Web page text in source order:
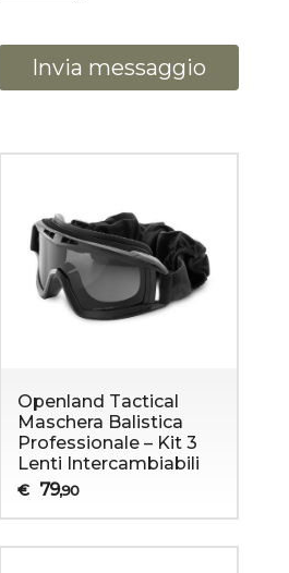
Invia messaggio
Openland Tactical
Maschera Balistica
Professionale – Kit 3
Lenti Intercambiabili
€ 79,90